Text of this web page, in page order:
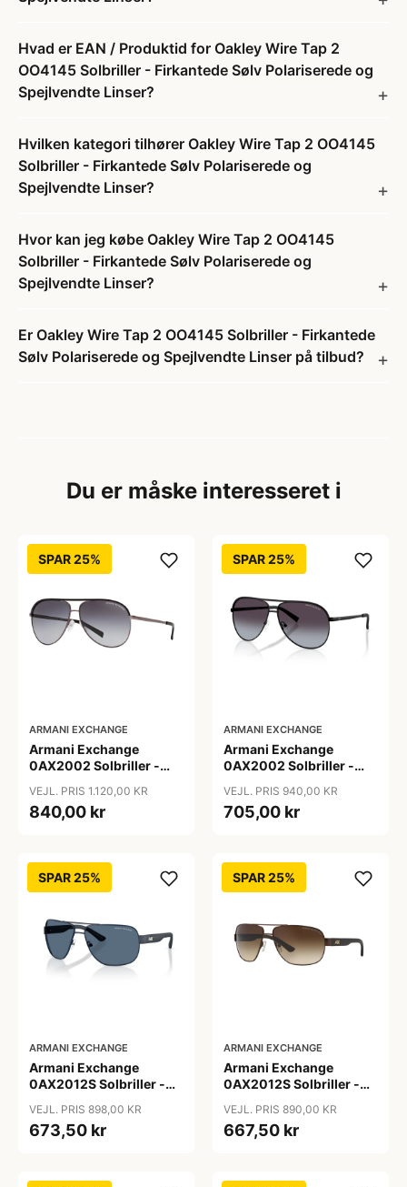
Hvad er EAN / Produktid for Oakley Wire Tap 2
OO4145 Solbriller - Firkantede Sølv Polariserede og
Spejlvendte Linser?
Hvilken kategori tilhører Oakley Wire Tap 2 OO4145
Solbriller - Firkantede Sølv Polariserede og
Spejlvendte Linser?
Hvor kan jeg købe Oakley Wire Tap 2 OO4145
Solbriller - Firkantede Sølv Polariserede og
Spejlvendte Linser?
Er Oakley Wire Tap 2 OO4145 Solbriller - Firkantede
Sølv Polariserede og Spejlvendte Linser på tilbud?
Du er måske interesseret i
SPAR 25%
ARMANI EXCHANGE
Armani Exchange
0AX2002 Solbriller -
Polariserede Linser
VEJL. PRIS 1.120,00 KR
840,00 kr
SPAR 25%
ARMANI EXCHANGE
Armani Exchange
0AX2002 Solbriller -
VEJL. PRIS 940,00 KR
705,00 kr
SPAR 25%
ARMANI EXCHANGE
Armani Exchange
0AX2012S Solbriller -
VEJL. PRIS 898,00 KR
673,50 kr
SPAR 25%
ARMANI EXCHANGE
Armani Exchange
0AX2012S Solbriller -
VEJL. PRIS 890,00 KR
667,50 kr